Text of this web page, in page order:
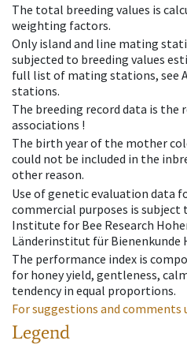
The total breeding values is
weighting factors.
Only island and line mating
subjected to breeding values
full list of mating stations, see
stations.
The breeding record data is
associations !
The birth year of the mother
could not be included in the
other reason.
Use of genetic evaluation data
commercial purposes is subject
Institute for Bee Research
Länderinstitut für Bienenkunde
The performance index is
for honey yield, gentleness,
tendency in equal proportions.
For suggestions and
Legend